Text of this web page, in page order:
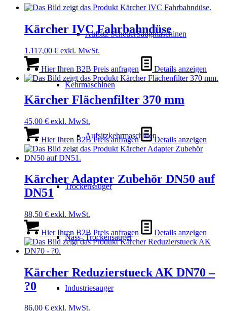
Aufsitz ScheuerSaugmaschinen
Kehrmaschinen
Aufsitzkehrmaschinen
Trockensauger
Nass- Trockensauger
Industriesauger
Kärcher IVC Fahrbahndüse
1.117,00 € exkl. MwSt.
Hier Ihren B2B Preis anfragen Details anzeigen
Kärcher Flächenfilter 370 mm
45,00 € exkl. MwSt.
Hier Ihren B2B Preis anfragen Details anzeigen
Kärcher Adapter Zubehör DN50 auf
DN51
88,50 € exkl. MwSt.
Hier Ihren B2B Preis anfragen Details anzeigen
Kärcher Reduzierstueck AK DN70 –
?0
86,00 € exkl. MwSt.